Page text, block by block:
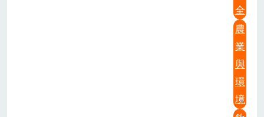
全
農
業
與
環
境